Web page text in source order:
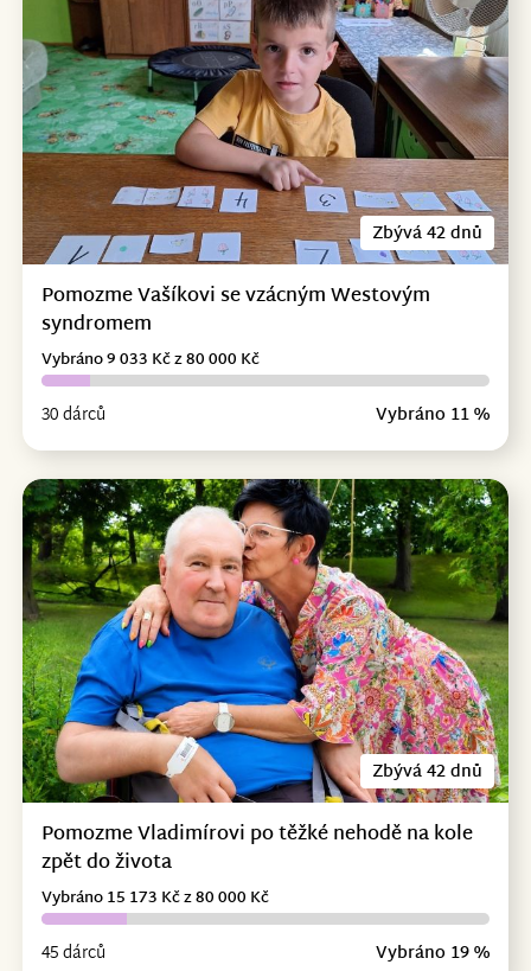
Zbývá 42 dnů
Pomozme Vašíkovi se vzácným Westovým
syndromem
30 dárců Vybráno 11 %
Vybráno 9 033 Kč z 80 000 Kč
Zbývá 42 dnů
Pomozme Vladimírovi po těžké nehodě na kole
zpět do života
45 dárců Vybráno 19 %
Vybráno 15 173 Kč z 80 000 Kč